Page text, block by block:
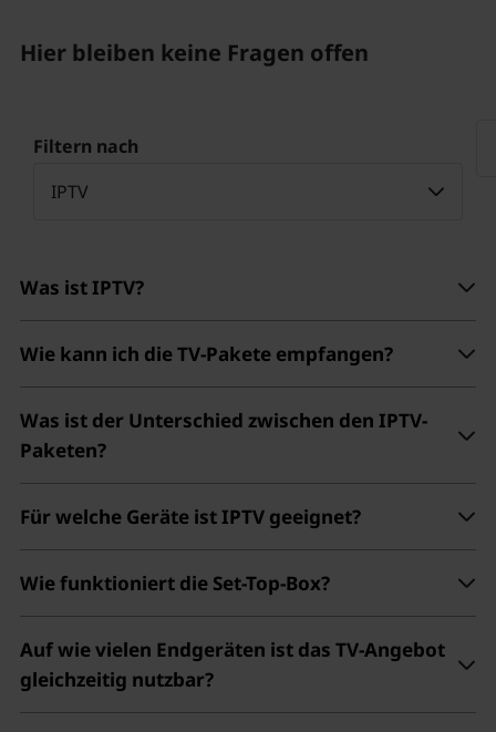
Hier bleiben keine Fragen offen
Filtern nach
IPTV
Was ist IPTV?
Wie kann ich die TV-Pakete empfangen?
Was ist der Unterschied zwischen den IPTV-
Paketen?
Für welche Geräte ist IPTV geeignet?
Wie funktioniert die Set-Top-Box?
Auf wie vielen Endgeräten ist das TV-Angebot
gleichzeitig nutzbar?